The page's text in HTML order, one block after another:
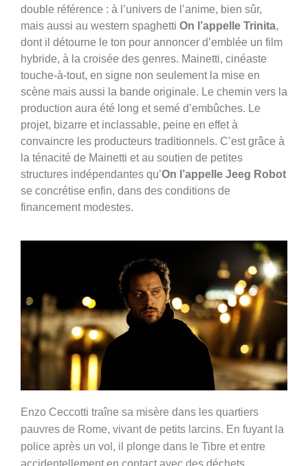
double référence : à l’univers de l’anime, bien sûr,
mais aussi au western spaghetti On l’appelle Trinita,
dont il détourne le ton pour annoncer d’emblée un film
hybride, à la croisée des genres. Mainetti, cinéaste
touche-à-tout, en signe non seulement la mise en
scène mais aussi la bande originale. Le chemin vers la
production aura été long et semé d’embûches. Le
projet, bizarre et inclassable, peine en effet à
convaincre les producteurs traditionnels. C’est grâce à
la ténacité de Mainetti et au soutien de petites
structures indépendantes qu’On l’appelle Jeeg Robot
se concrétise enfin, dans des conditions de
financement modestes.
Enzo Ceccotti traîne sa misère dans les quartiers
pauvres de Rome, vivant de petits larcins. En fuyant la
police après un vol, il plonge dans le Tibre et entre